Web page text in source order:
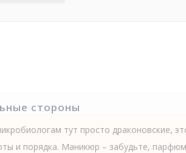
стороны
тут просто драконовские,
и порядка. Маникюр – забудьте,